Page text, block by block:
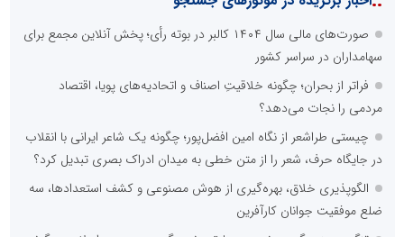
صورت‌های مالی سال ۱۴۰۴ کالبر در بوته رأی؛ پخش آنلاین مجمع برای
سهامداران در سراسر کشور
فراتر از بحران؛ چگونه خلاقیتِ اصناف و اتحادیه‌های پویا، اقتصاد
مردمی را نجات می‌دهد؟
چیستی طراشعر از نگاه امین افضل‌پور؛ چگونه یک شاعر ایرانی با انقلاب
در جایگاه حرف، شعر را از متن خطی به میدان ادراک بصری تبدیل کرد؟
الگوپذیری خلاق، بهره‌گیری از هوش مصنوعی و کشف استعدادها، سه
ضلع موفقیت جوانان کارآفرین